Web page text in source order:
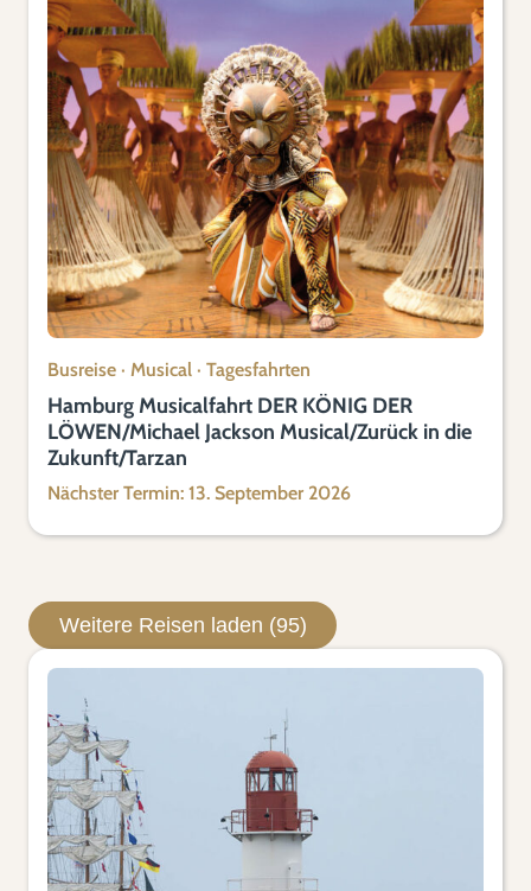
Busreise · Musical · Tagesfahrten
Hamburg Musicalfahrt DER KÖNIG DER
LÖWEN/Michael Jackson Musical/Zurück in die
Zukunft/Tarzan
Nächster Termin: 13. September 2026
Weitere Reisen laden (95)